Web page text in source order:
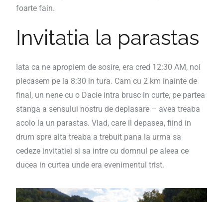
foarte fain.
Invitatia la parastas
Iata ca ne apropiem de sosire, era cred 12:30 AM, noi
plecasem pe la 8:30 in tura. Cam cu 2 km inainte de
final, un nene cu o Dacie intra brusc in curte, pe partea
stanga a sensului nostru de deplasare – avea treaba
acolo la un parastas. Vlad, care il depasea, fiind in
drum spre alta treaba a trebuit pana la urma sa
cedeze invitatiei si sa intre cu domnul pe aleea ce
ducea in curtea unde era evenimentul trist.